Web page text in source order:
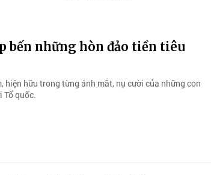
bến những hòn đảo tiền tiêu
hiện hữu trong từng ánh mắt, nụ cười của những con
Tổ quốc.